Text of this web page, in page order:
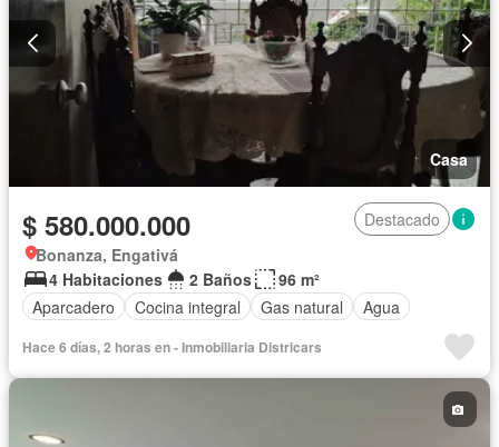
Casa
$ 580.000.000
Destacado
Bonanza, Engativá
4 Habitaciones
2 Baños
96 m²
Aparcadero
Cocina integral Gas natural Agua
Hace 6 días, 2 horas en - Inmobiliaria Districars